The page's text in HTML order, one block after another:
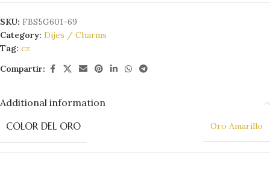
SKU: FBS5G601-69
Category: Dijes / Charms
Tag: cz
Compartir:
Additional information
COLOR DEL ORO
Oro Amarillo